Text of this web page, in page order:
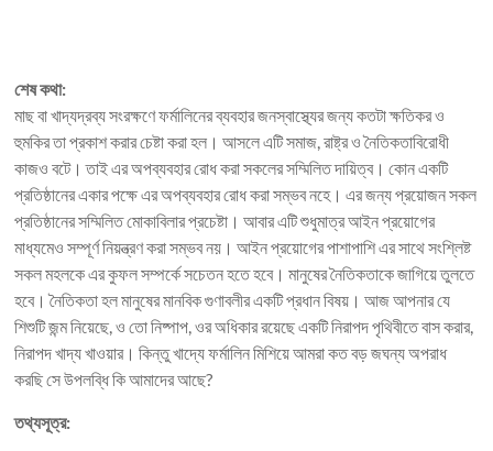
শেষ কথা:
মাছ বা খাদ্যদ্রব্য সংরক্ষণে ফর্মালিনের ব্যবহার জনস্বাস্থ্যের জন্য কতটা ক্ষতিকর ও
হুমকির তা প্রকাশ করার চেষ্টা করা হল। আসলে এটি সমাজ, রাষ্ট্র ও নৈতিকতাবিরোধী
কাজও বটে। তাই এর অপব্যবহার রোধ করা সকলের সম্মিলিত দায়িত্ব। কোন একটি
প্রতিষ্ঠানের একার পক্ষে এর অপব্যবহার রোধ করা সম্ভব নহে। এর জন্য প্রয়োজন সকল
প্রতিষ্ঠানের সম্মিলিত মোকাবিলার প্রচেষ্টা। আবার এটি শুধুমাত্র আইন প্রয়োগের
মাধ্যমেও সম্পূর্ণ নিয়ন্ত্রণ করা সম্ভব নয়। আইন প্রয়োগের পাশাপাশি এর সাথে সংশ্লিষ্ট
সকল মহলকে এর কুফল সম্পর্কে সচেতন হতে হবে। মানুষের নৈতিকতাকে জাগিয়ে তুলতে
হবে। নৈতিকতা হল মানুষের মানবিক গুণাবলীর একটি প্রধান বিষয়। আজ আপনার যে
শিশুটি জন্ম নিয়েছে, ও তো নিষ্পাপ, ওর অধিকার রয়েছে একটি নিরাপদ পৃথিবীতে বাস করার,
নিরাপদ খাদ্য খাওয়ার। কিন্তু খাদ্যে ফর্মালিন মিশিয়ে আমরা কত বড় জঘন্য অপরাধ
করছি সে উপলব্ধি কি আমাদের আছে?
তথ্যসূত্র: